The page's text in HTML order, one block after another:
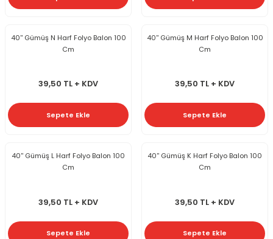
40'' Gümüş N Harf Folyo Balon 100
Cm
39,50 TL + KDV
Sepete Ekle
40'' Gümüş M Harf Folyo Balon 100
Cm
39,50 TL + KDV
Sepete Ekle
40'' Gümüş L Harf Folyo Balon 100
Cm
39,50 TL + KDV
Sepete Ekle
40'' Gümüş K Harf Folyo Balon 100
Cm
39,50 TL + KDV
Sepete Ekle